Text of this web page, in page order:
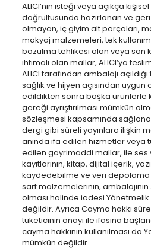
ALICI’nın isteği veya açıkça
doğrultusunda hazırlanan ve
olmayan, iç giyim alt parçaları,
makyaj malzemeleri, tek
bozulma tehlikesi olan veya son
ihtimali olan mallar, ALICI’ya
ALICI tarafından ambalajı
sağlık ve hijyen açısından
edildikten sonra başka ürünlerle
gereği ayrıştırılması mümkün
sözleşmesi kapsamında
dergi gibi süreli yayınlara ilişkin
anında ifa edilen hizmetler veya
edilen gayrimaddi mallar, ile ses
kayıtlarının, kitap, dijital içerik,
kaydedebilme ve veri depolama
sarf malzemelerinin, ambalajının
olması halinde iadesi
değildir. Ayrıca Cayma hakkı
tüketicinin onayı ile ifasına
cayma hakkının kullanılması da
mümkün değildir.